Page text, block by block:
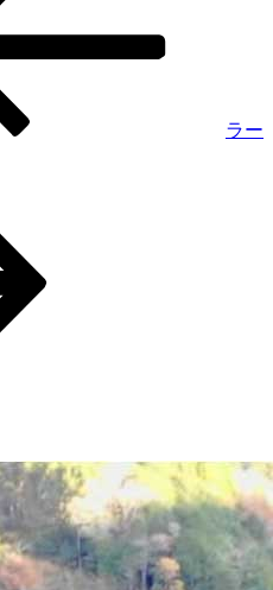
ラー